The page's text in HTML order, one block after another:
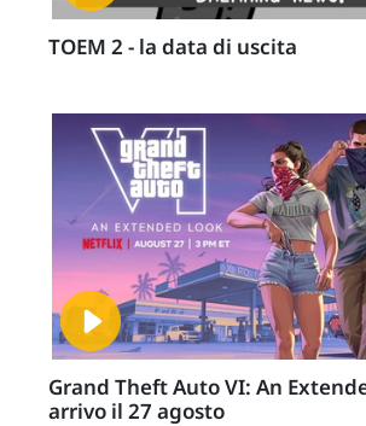
TOEM 2 - la data di uscita
Grand Theft Auto VI: An
arrivo il 27 agosto